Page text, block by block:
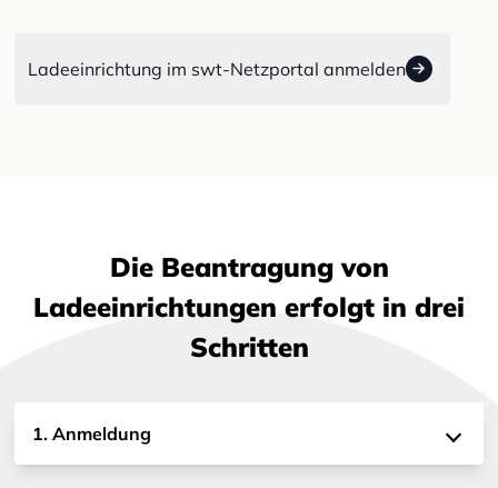
Ladeeinrichtung im swt-Netzportal anmelden
Die Beantragung von
Ladeeinrichtungen erfolgt in drei
Schritten
1. Anmeldung